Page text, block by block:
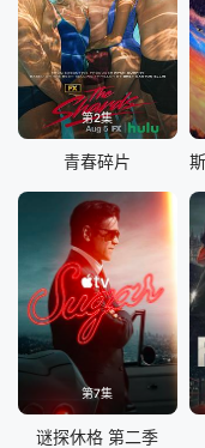
第2集
青春碎片
第7集
谜探休格 第二季